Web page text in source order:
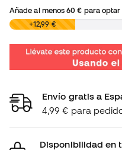
Añade al menos60 € para optar
0,00 €+12,99 €
Envío gratis a
4,99 € para
Disponibilidad en